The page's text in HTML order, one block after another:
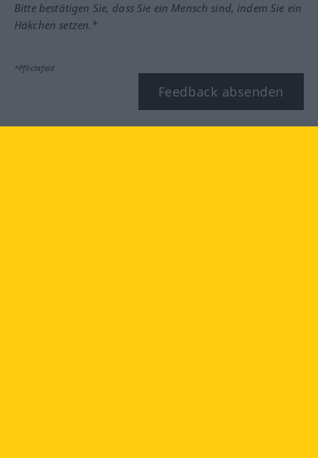
Bitte bestätigen Sie, dass Sie ein Mensch sind, indem Sie ein
Häkchen setzen.*
*Pflichtfeld
Feedback absenden